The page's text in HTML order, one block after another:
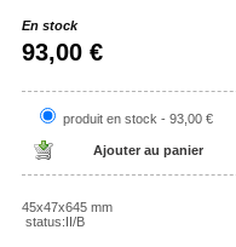
En stock
93,00 €
produit en stock - 93,00 €
45x47x645 mm
status:II/B